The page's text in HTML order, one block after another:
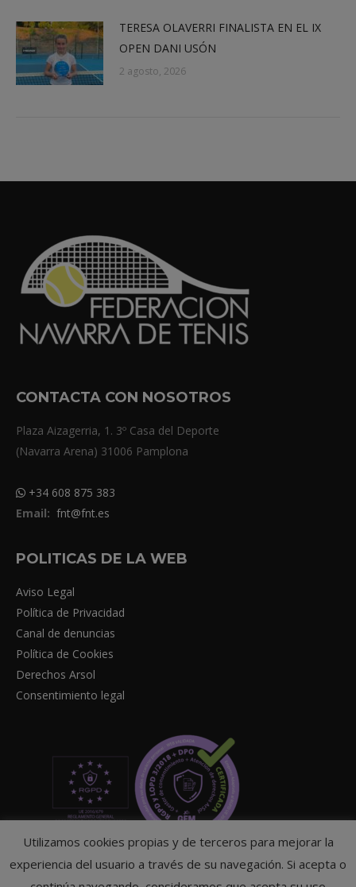
TERESA OLAVERRI FINALISTA EN EL IX
OPEN DANI USÓN
2 agosto, 2026
CONTACTA CON NOSOTROS
Plaza Aizagerria, 1. 3º Casa del Deporte
(Navarra Arena) 31006 Pamplona
+34 608 875 383
Email: fnt@fnt.es
POLITICAS DE LA WEB
Aviso Legal
Política de Privacidad
Canal de denuncias
Política de Cookies
Derechos Arsol
Consentimiento legal
Utilizamos cookies propias y de terceros para mejorar la
experiencia del usuario a través de su navegación. Si acepta o